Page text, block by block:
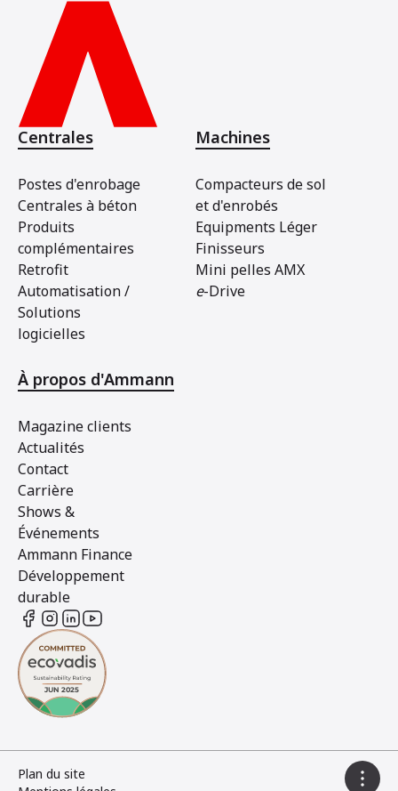
Centrales
Postes d'enrobage
Centrales à béton
Produits
complémentaires
Retrofit
Automatisation /
Solutions
logicielles
Machines
Compacteurs de sol
et d'enrobés
Equipments Léger
Finisseurs
Mini pelles AMX
e-Drive
À propos d'Ammann
Magazine clients
Actualités
Contact
Carrière
Shows &
Événements
Ammann Finance
Développement
durable
Plan du site